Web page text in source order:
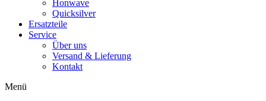
Honwave
Quicksilver
Ersatzteile
Service
Über uns
Versand & Lieferung
Kontakt
Menü